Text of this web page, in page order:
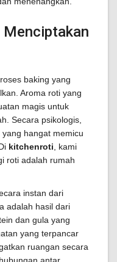
baking yang
Aroma roti yang
magis untuk
Secara psikologis,
hangat memicu
kitchenroti , kami
roti adalah rumah
instan dari
adalah hasil dari
dan gula yang
yang terpancar
ruangan secara